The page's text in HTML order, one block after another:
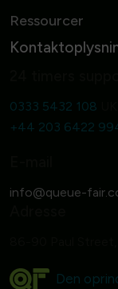
Ressourcer
0333 5432 108
+44 203 6422
Den